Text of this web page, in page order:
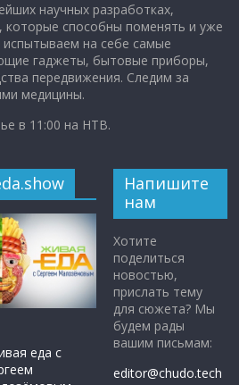
научных разработках,
которые способны поменять и уже
на себе самые
гаджеты, бытовые приборы,
передвижения. Следим за
медицины.
в 11:00 на НТВ.
еда с
Напишите
нам
Хотите
поделиться
новостью,
прислать тему
для сюжета? Мы
будем рады
вашим письмам:
editor@chudo.tech